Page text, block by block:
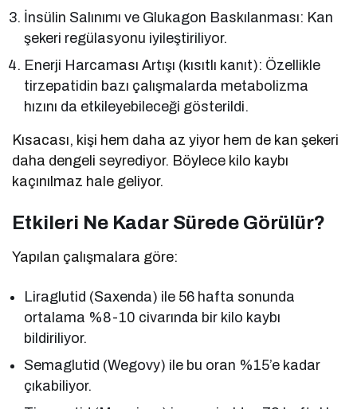
İnsülin Salınımı ve Glukagon Baskılanması: Kan
şekeri regülasyonu iyileştiriliyor.
Enerji Harcaması Artışı (kısıtlı kanıt): Özellikle
tirzepatidin bazı çalışmalarda metabolizma
hızını da etkileyebileceği gösterildi.
Kısacası, kişi hem daha az yiyor hem de kan şekeri
daha dengeli seyrediyor. Böylece kilo kaybı
kaçınılmaz hale geliyor.
Etkileri Ne Kadar Sürede Görülür?
Yapılan çalışmalara göre:
Liraglutid (Saxenda) ile 56 hafta sonunda
ortalama %8-10 civarında bir kilo kaybı
bildiriliyor.
Semaglutid (Wegovy) ile bu oran %15’e kadar
çıkabiliyor.